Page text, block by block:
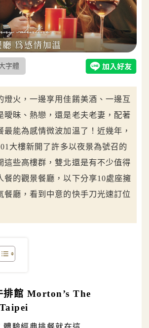
字體
燈火，一邊享用佳餚美酒、一邊互
曖昧、熱戀，還是老夫老妻，配著
最能為感情微波加溫了！近幾年，
大樓新開了許多以夜景為號召的
這些高樓群，雙北還是有不少值得
餐的觀景餐廳，以下分享10處座擁
餐廳，看到中意的快手刀光速訂位
排館 Morton’s The